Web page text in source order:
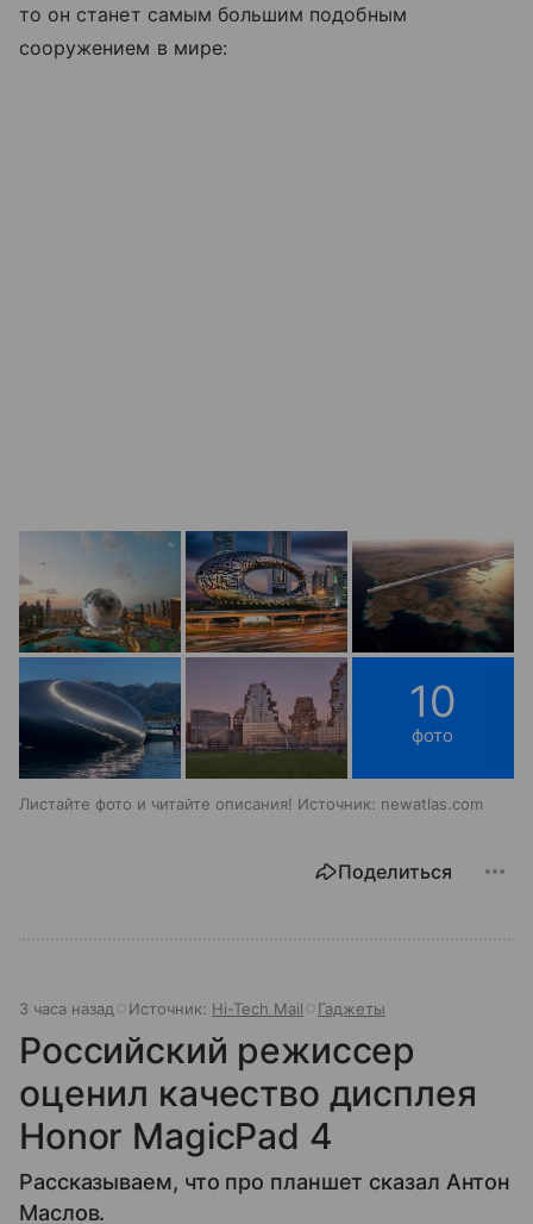
то он станет самым большим подобным
сооружением в мире:
10
фото
Листайте фото и читайте описания! Источник: newatlas.com
Поделиться
3 часа назад Источник: Hi-Tech Mail Гаджеты
Российский режиссер
оценил качество дисплея
Honor MagicPad 4
Рассказываем, что про планшет сказал Антон
Маслов.